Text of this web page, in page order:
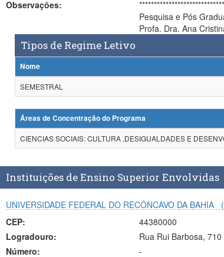
Observações:
Pesquisa e Pós
Profa. Dra. Ana
Tipos de Regime Letivo
Nome
SEMESTRAL
Áreas de Concentração do Programa
CIENCIAS SOCIAIS: CULTURA ,DESIGUALDADES E
Instituições de Ensino Superior Envolvidas
UNIVERSIDADE FEDERAL DO RECÔNCAVO DA BAHIA
CEP:
44380000
Logradouro:
Rua Rui Barbosa, 710
Número:
-